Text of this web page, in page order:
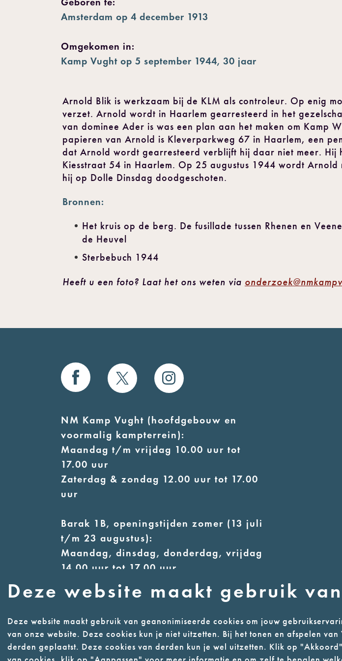
Amsterdam op 4 december 1913
Omgekomen in:
Kamp Vught op 5 september 1944, 30 jaar
Arnold Blik is werkzaam bij de KLM als controleur. Op enig
verzet. Arnold wordt in Haarlem gearresteerd in het
van dominee Ader is was een plan aan het maken om Kamp
papieren van Arnold is Kleverparkweg 67 in Haarlem, een
dat Arnold wordt gearresteerd verblijft hij daar niet meer. Hij
Kiesstraat 54 in Haarlem. Op 25 augustus 1944 wordt
hij op Dolle Dinsdag doodgeschoten.
Bronnen:
Het kruis op de berg. De fusillade tussen Rhenen en
de Heuvel
Sterbebuch 1944
Heeft u een foto? Laat het ons weten via
Deze website maakt gebruik
Deze website maakt gebruik van geanonimiseerde cookies om jouw
van onze website. Deze cookies kun je niet uitzetten. Bij het tonen en afspelen
derden geplaatst. Deze cookies van derden kun je wel uitzetten. Klik op
NM Kamp Vught (hoofdgebouw en
voormalig kampterrein):
Maandag t/m vrijdag 10.00 uur tot
17.00 uur
Zaterdag & zondag 12.00 uur tot 17.00
uur
Barak 1B, openingstijden zomer (13 juli
t/m 23 augustus):
Maandag, dinsdag, donderdag, vrijdag
14.00 uur tot 17.00 uur
Woensdag 12.00 uur tot 17.00 uur
Zaterdag & zondag 13.00 uur tot 17.00
Contact Webwinkel Colofon